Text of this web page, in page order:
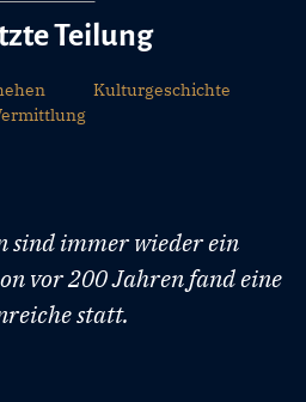
Teilung
Kulturgeschichte
sind immer wieder ein
vor 200 Jahren fand eine
statt.